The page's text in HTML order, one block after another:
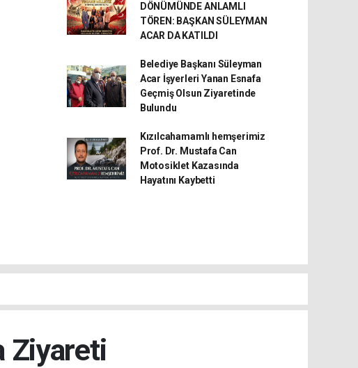
DÖNÜMÜNDE ANLAMLI
TÖREN: BAŞKAN SÜLEYMAN
ACAR DA KATILDI
Belediye Başkanı Süleyman
Acar İşyerleri Yanan Esnafa
Geçmiş Olsun Ziyaretinde
Bulundu
Kızılcahamamlı hemşerimiz
Prof. Dr. Mustafa Can
Motosiklet Kazasında
Hayatını Kaybetti
Ziyareti